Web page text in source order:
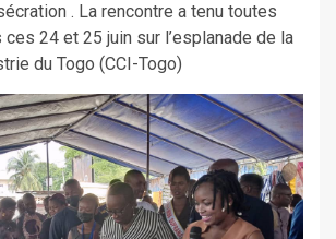
. La rencontre a tenu toutes
24 et 25 juin sur l’esplanade de la
du Togo (CCI-Togo)